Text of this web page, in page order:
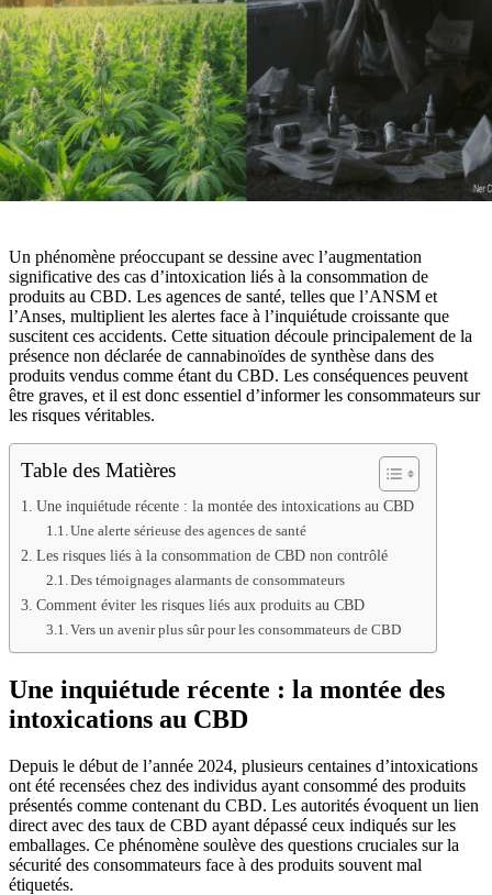
Un phénomène préoccupant se dessine avec l’augmentation
significative des cas d’intoxication liés à la consommation de
produits au CBD. Les agences de santé, telles que l’ANSM et
l’Anses, multiplient les alertes face à l’inquiétude croissante que
suscitent ces accidents. Cette situation découle principalement de la
présence non déclarée de cannabinoïdes de synthèse dans des
produits vendus comme étant du CBD. Les conséquences peuvent
être graves, et il est donc essentiel d’informer les consommateurs sur
les risques véritables.
Table des Matières
Une inquiétude récente : la montée des intoxications au CBD
Une alerte sérieuse des agences de santé
Les risques liés à la consommation de CBD non contrôlé
Des témoignages alarmants de consommateurs
Comment éviter les risques liés aux produits au CBD
Vers un avenir plus sûr pour les consommateurs de CBD
Une inquiétude récente : la montée des
intoxications au CBD
Depuis le début de l’année 2024, plusieurs centaines d’intoxications
ont été recensées chez des individus ayant consommé des produits
présentés comme contenant du CBD. Les autorités évoquent un lien
direct avec des taux de CBD ayant dépassé ceux indiqués sur les
emballages. Ce phénomène soulève des questions cruciales sur la
sécurité des consommateurs face à des produits souvent mal
étiquetés.